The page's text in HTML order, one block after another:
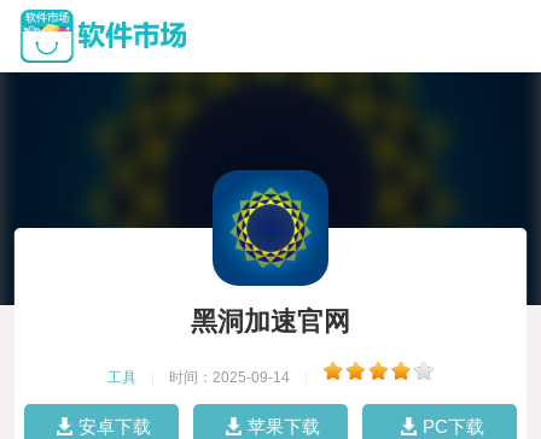
黑洞加速官网
工具 时间：2025-09-14
安卓下载 苹果下载 PC下载